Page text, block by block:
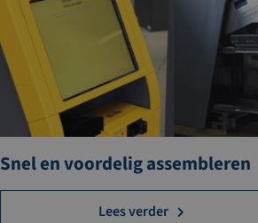
Snel en voordelig assembleren
Lees verder